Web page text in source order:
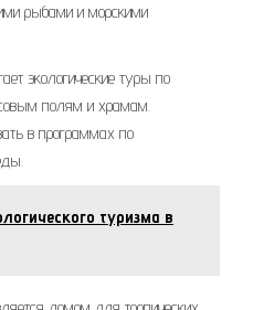
рыбами и морскими
экологические туры по
полям и храмам.
в программах по
туризма в